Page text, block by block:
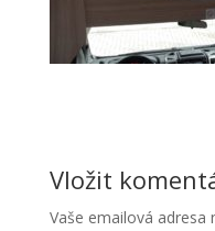
Vložit
Vaše emailová adresa